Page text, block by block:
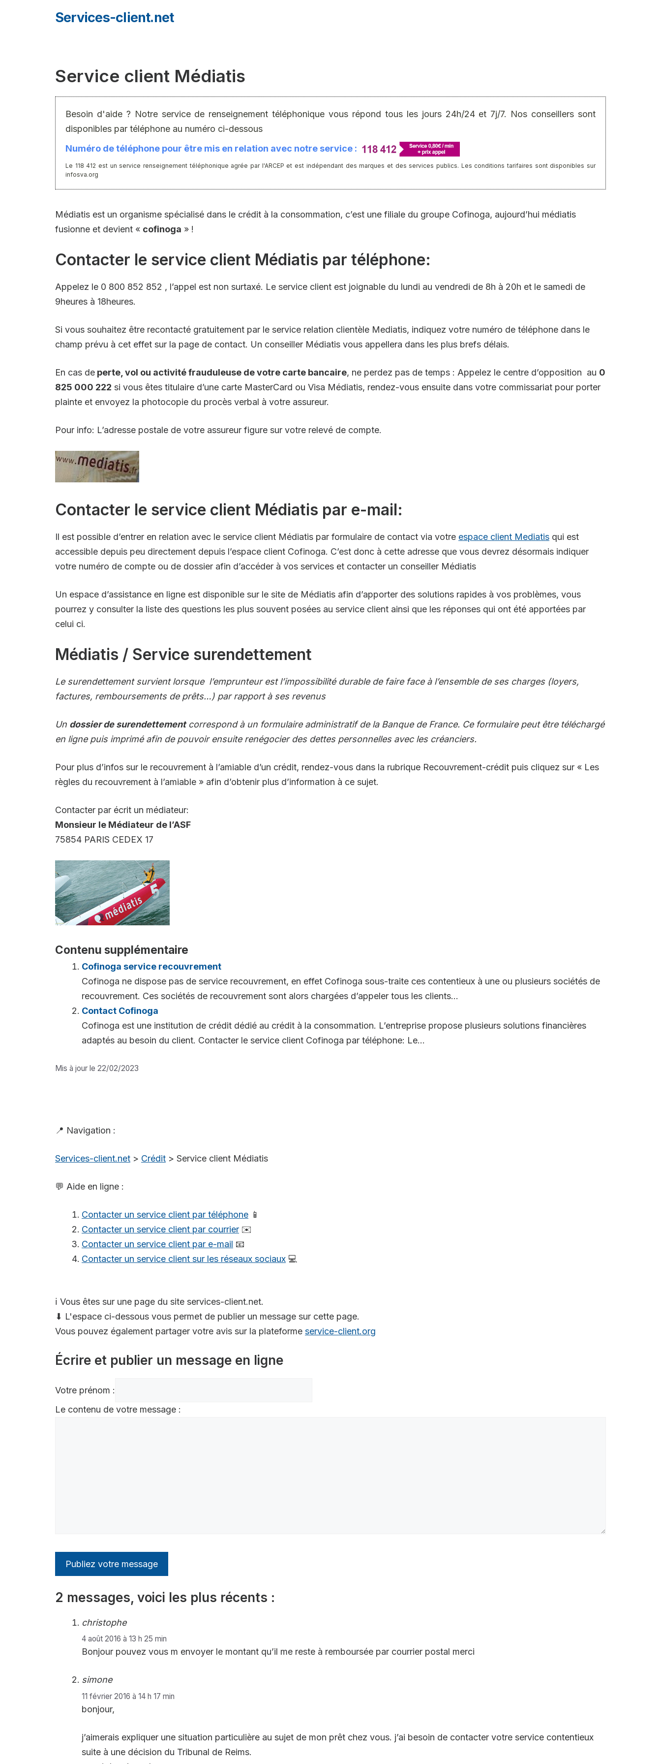
Services-client.net
Service client Médiatis
Besoin d'aide ? Notre service de renseignement téléphonique vous répond tous les jours 24h/24 et 7j/7. Nos conseillers sont
disponibles par téléphone au numéro ci-dessous
Numéro de téléphone pour être mis en relation avec notre service :
Le 118 412 est un service renseignement téléphonique agrée par l'ARCEP et est indépendant des marques et des services publics. Les conditions tarifaires sont disponibles sur
infosva.org
Médiatis est un organisme spécialisé dans le crédit à la consommation, c’est une filiale du groupe Cofinoga, aujourd’hui médiatis
fusionne et devient « cofinoga » !
Contacter le service client Médiatis par téléphone:
Appelez le 0 800 852 852 , l’appel est non surtaxé. Le service client est joignable du lundi au vendredi de 8h à 20h et le samedi de
9heures à 18heures.
Si vous souhaitez être recontacté gratuitement par le service relation clientèle Mediatis, indiquez votre numéro de téléphone dans le
champ prévu à cet effet sur la page de contact. Un conseiller Médiatis vous appellera dans les plus brefs délais.
En cas de perte, vol ou activité frauduleuse de votre carte bancaire, ne perdez pas de temps : Appelez le centre d’opposition au 0
825 000 222 si vous êtes titulaire d’une carte MasterCard ou Visa Médiatis, rendez-vous ensuite dans votre commissariat pour porter
plainte et envoyez la photocopie du procès verbal à votre assureur.
Pour info: L’adresse postale de votre assureur figure sur votre relevé de compte.
Contacter le service client Médiatis par e-mail:
Il est possible d’entrer en relation avec le service client Médiatis par formulaire de contact via votre espace client Mediatis qui est
accessible depuis peu directement depuis l’espace client Cofinoga. C’est donc à cette adresse que vous devrez désormais indiquer
votre numéro de compte ou de dossier afin d’accéder à vos services et contacter un conseiller Médiatis
Un espace d’assistance en ligne est disponible sur le site de Médiatis afin d’apporter des solutions rapides à vos problèmes, vous
pourrez y consulter la liste des questions les plus souvent posées au service client ainsi que les réponses qui ont été apportées par
celui ci.
Médiatis / Service surendettement
Le surendettement survient lorsque l’emprunteur est l’impossibilité durable de faire face à l’ensemble de ses charges (loyers,
factures, remboursements de prêts…) par rapport à ses revenus
Un dossier de surendettementcorrespond à un formulaire administratif de la Banque de France. Ce formulaire peut être téléchargé
en ligne puis imprimé afin de pouvoir ensuite renégocier des dettes personnelles avec les créanciers.
Pour plus d’infos sur le recouvrement à l’amiable d’un crédit, rendez-vous dans la rubrique Recouvrement-crédit puis cliquez sur « Les
règles du recouvrement à l’amiable » afin d’obtenir plus d’information à ce sujet.
Contacter par écrit un médiateur:
Monsieur le Médiateur de l’ASF
75854 PARIS CEDEX 17
Contenu supplémentaire
Cofinoga service recouvrement
Cofinoga ne dispose pas de service recouvrement, en effet Cofinoga sous-traite ces contentieux à une ou plusieurs sociétés de
recouvrement. Ces sociétés de recouvrement sont alors chargées d’appeler tous les clients...
Contact Cofinoga
Cofinoga est une institution de crédit dédié au crédit à la consommation. L’entreprise propose plusieurs solutions financières
adaptés au besoin du client. Contacter le service client Cofinoga par téléphone: Le...
Mis à jour le 22/02/2023
📍 Navigation :
Services-client.net > Crédit > Service client Médiatis
💬 Aide en ligne :
Contacter un service client par téléphone 📱
Contacter un service client par courrier ✉️
Contacter un service client par e-mail 📧
Contacter un service client sur les réseaux sociaux 💻
ℹ️ Vous êtes sur une page du site services-client.net.
⬇ L'espace ci-dessous vous permet de publier un message sur cette page.
Vous pouvez également partager votre avis sur la plateforme service-client.org
Écrire et publier un message en ligne
Votre prénom :
Le contenu de votre message :
2 messages, voici les plus récents :
christophe
4 août 2016 à 13 h 25 min
Bonjour pouvez vous m envoyer le montant qu’il me reste à remboursée par courrier postal merci
simone
11 février 2016 à 14 h 17 min
bonjour,
j’aimerais expliquer une situation particulière au sujet de mon prêt chez vous. j’ai besoin de contacter votre service contentieux
suite à une décision du Tribunal de Reims.